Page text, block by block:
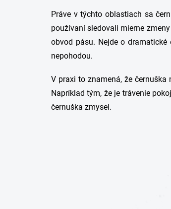
Práve v týchto oblastiach sa
používaní sledovali mierne
obvod pásu. Nejde o
nepohodou.
V praxi to znamená, že
Napríklad tým, že je trávenie
černuška zmysel.